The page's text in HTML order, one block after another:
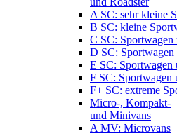
A SC: sehr kleine
B SC: kleine
C SC: Sportwagen
D SC: Sportwagen
E SC: Sportwagen
F SC: Sportwagen
F+ SC: extreme
Micro-, Kompakt-
und Minivans
A MV: Microvans